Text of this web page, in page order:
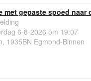
met gepaste spoed naar
6-8-2026 om 19:07
1935BN Egmond-Binnen